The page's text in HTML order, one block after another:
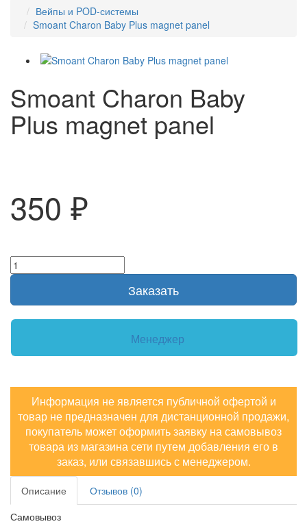
Вейпы и POD-системы
Smoant Charon Baby Plus magnet panel
Smoant Charon Baby
Plus magnet panel
350 ₽
Заказать
Менеджер
Информация не является публичной офертой и
товар не предназначен для дистанционной продажи,
покупатель может оформить заявку на самовывоз
товара из магазина сети путем добавления его в
заказ, или связавшись с менеджером.
Описание
Отзывов (0)
Самовывоз